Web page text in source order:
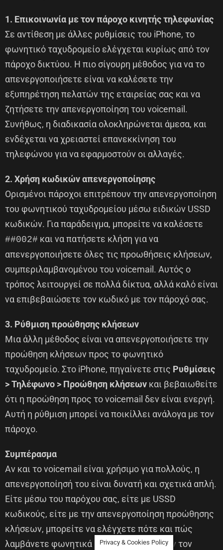
1. Επικοινωνία με τον πάροχο κινητής τηλεφωνίας
Σε αντίθεση με άλλες ρυθμίσεις του iPhone, το
φωνητικό ταχυδρομείο ελέγχεται κυρίως από τον
πάροχο δικτύου. Η πιο σίγουρη μέθοδος για να το
απενεργοποιήσετε είναι να καλέσετε την
εξυπηρέτηση πελατών της εταιρείας σας και να
ζητήσετε την απενεργοποίηση του voicemail.
Συνήθως, η διαδικασία ολοκληρώνεται άμεσα, και
ενδέχεται να χρειαστεί επανεκκίνηση του
τηλεφώνου για να εφαρμοστούν οι αλλαγές.
2. Χρήση κωδικών απενεργοποίησης
Ορισμένοι πάροχοι επιτρέπουν την απενεργοποίηση
του φωνητικού ταχυδρομείου μέσω ειδικών USSD
κωδικών. Για παράδειγμα, μπορείτε να καλέσετε
##002# και να πατήσετε κλήση για να
απενεργοποιήσετε όλες τις προωθήσεις κλήσεων,
συμπεριλαμβανομένου του voicemail. Αυτός ο
τρόπος λειτουργεί σε πολλά δίκτυα, αλλά καλό είναι
να επιβεβαιώσετε τον κωδικό με τον πάροχό σας.
3. Ρύθμιση προώθησης κλήσεων
Μια άλλη μέθοδος είναι να απενεργοποιήσετε την
προώθηση κλήσεων προς το φωνητικό
ταχυδρομείο. Στο iPhone, πηγαίνετε στις Ρυθμίσεις
> Τηλέφωνο > Προώθηση κλήσεων και βεβαιωθείτε
ότι η προώθηση προς το voicemail δεν είναι ενεργή.
Αυτή η ρύθμιση μπορεί να ποικίλλει ανάλογα με τον
πάροχο.
Συμπέρασμα
Αν και το voicemail είναι χρήσιμο για πολλούς, η
απενεργοποίησή του είναι δυνατή και σχετικά απλή.
Είτε μέσω του παρόχου σας, είτε με USSD
κωδικούς, είτε με την απενεργοποίηση προώθησης
κλήσεων, μπορείτε να ελέγχετε πότε και πώς
λαμβάνετε φωνητικά μηνύματα. Με αυτόν τον
Privacy & Cookies Policy